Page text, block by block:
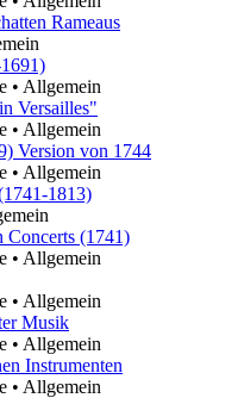
Rameaus
• Allgemein
Versailles"
• Allgemein
Version von 1744
• Allgemein
1813)
Concerts (1741)
• Allgemein
• Allgemein
Musik
• Allgemein
Instrumenten
• Allgemein